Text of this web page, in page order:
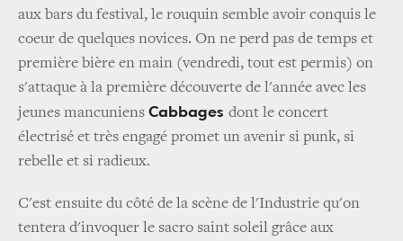
aux bars du festival, le rouquin semble avoir conquis le
coeur de quelques novices. On ne perd pas de temps et
première bière en main (vendredi, tout est permis) on
s'attaque à la première découverte de l'année avec les
jeunes mancuniens Cabbages dont le concert
électrisé et très engagé promet un avenir si punk, si
rebelle et si radieux.
C'est ensuite du côté de la scène de l'Industrie qu'on
tentera d'invoquer le sacro saint soleil grâce aux